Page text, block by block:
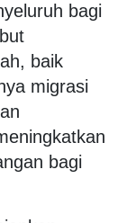
bagi
baik
migrasi
bagi